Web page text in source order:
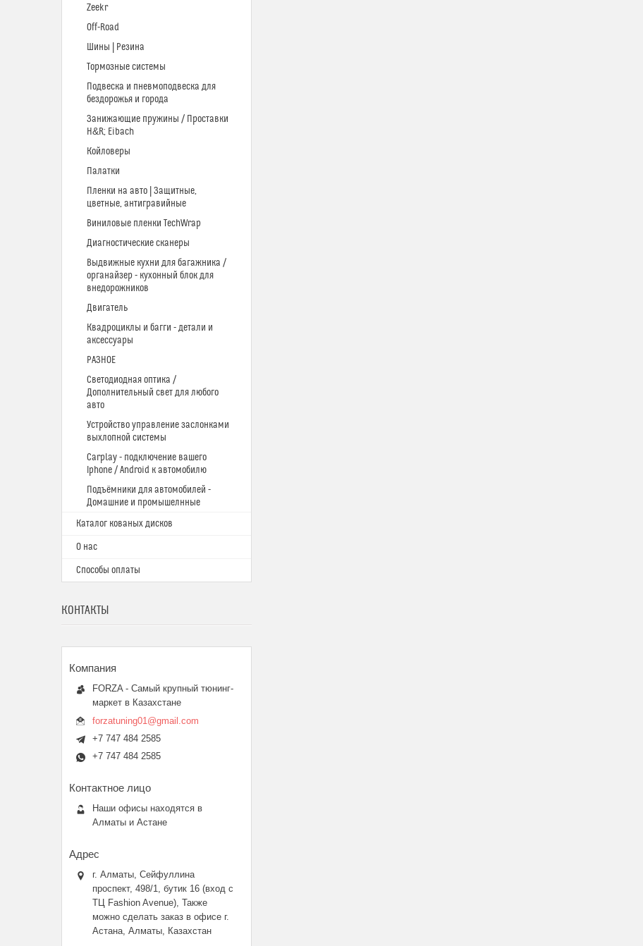
Zeekr
Off-Road
Шины | Резина
Тормозные системы
Подвеска и пневмоподвеска для
бездорожья и города
Занижающие пружины / Проставки
H&R; Eibach
Койловеры
Палатки
Пленки на авто | Защитные,
цветные, антигравийные
Виниловые пленки TechWrap
Диагностические сканеры
Выдвижные кухни для багажника /
органайзер - кухонный блок для
внедорожников
Двигатель
Квадроциклы и багги - детали и
аксессуары
РАЗНОЕ
Светодиодная оптика /
Дополнительный свет для любого
авто
Устройство управление заслонками
выхлопной системы
Carplay - подключение вашего
Iphone / Android к автомобилю
Подъёмники для автомобилей -
Домашние и промышелнные
Каталог кованых дисков
О нас
Способы оплаты
КОНТАКТЫ
FORZA - Самый крупный тюнинг-
маркет в Казахстане
forzatuning01@gmail.com
+7 747 484 2585
+7 747 484 2585
Наши офисы находятся в
Алматы и Астане
г. Алматы, Сейфуллина
проспект, 498/1, бутик 16 (вход с
ТЦ Fashion Avenue), Также
можно сделать заказ в офисе г.
Астана, Алматы, Казахстан